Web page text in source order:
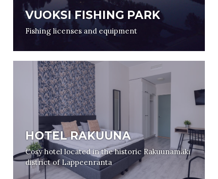
VUOKSI FISHING PARK
Fishing licenses and equipment
HOTEL RAKUUNA
Cosy hotel located in the historic Rakuunamäki
district of Lappeenranta